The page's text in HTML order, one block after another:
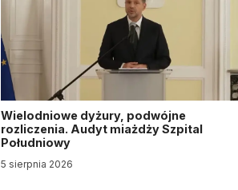
Wielodniowe dyżury, podwójne
rozliczenia. Audyt miażdży Szpital
Południowy
5 sierpnia 2026